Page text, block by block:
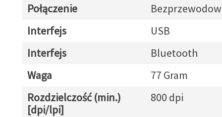
Połączenie
Interfejs
USB
Interfejs
Bluetooth
Waga
77 Gram
Rozdzielczość (min.)
[dpi/lpi]
800 dpi